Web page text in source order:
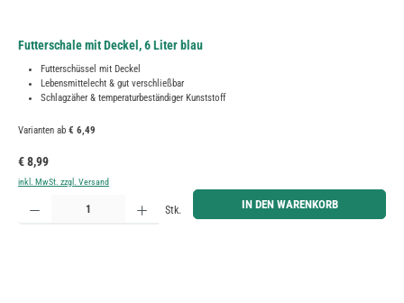
Futterschale mit Deckel, 6 Liter blau
Futterschüssel mit Deckel
Lebensmittelecht & gut verschließbar
Schlagzäher & temperaturbeständiger Kunststoff
Varianten ab € 6,49
Regulärer Preis:
€ 8,99
inkl. MwSt. zzgl. Versand
Produkt Anzahl: Gib den gewünschten Wert ein oder benutze die Schaltflächen um die Anzahl zu
Stk. IN DEN WARENKORB